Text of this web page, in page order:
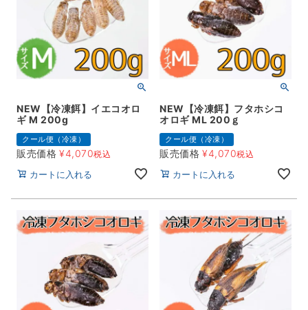
NEW【冷凍餌】イエコオロ
ギ M 200g
クール便（冷凍）
販売価格 ¥4,070税込
カートに入れる
NEW【冷凍餌】フタホシコ
オロギ ML 200ｇ
クール便（冷凍）
販売価格 ¥4,070税込
カートに入れる